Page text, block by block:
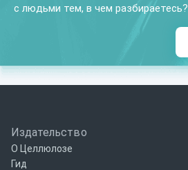
с людьми тем, в чем разбираетесь?
Издательство
О Целлюлозе
Гид